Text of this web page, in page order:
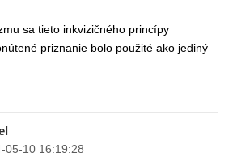
sa tieto inkvizičného princípy
priznanie bolo použité ako jediný
05-10 16:19:28